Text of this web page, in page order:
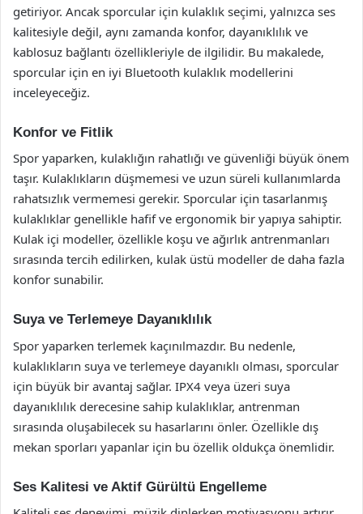
getiriyor. Ancak sporcular için kulaklık seçimi, yalnızca ses
kalitesiyle değil, aynı zamanda konfor, dayanıklılık ve
kablosuz bağlantı özellikleriyle de ilgilidir. Bu makalede,
sporcular için en iyi Bluetooth kulaklık modellerini
inceleyeceğiz.
Konfor ve Fitlik
Spor yaparken, kulaklığın rahatlığı ve güvenliği büyük önem
taşır. Kulaklıkların düşmemesi ve uzun süreli kullanımlarda
rahatsızlık vermemesi gerekir. Sporcular için tasarlanmış
kulaklıklar genellikle hafif ve ergonomik bir yapıya sahiptir.
Kulak içi modeller, özellikle koşu ve ağırlık antrenmanları
sırasında tercih edilirken, kulak üstü modeller de daha fazla
konfor sunabilir.
Suya ve Terlemeye Dayanıklılık
Spor yaparken terlemek kaçınılmazdır. Bu nedenle,
kulaklıkların suya ve terlemeye dayanıklı olması, sporcular
için büyük bir avantaj sağlar. IPX4 veya üzeri suya
dayanıklılık derecesine sahip kulaklıklar, antrenman
sırasında oluşabilecek su hasarlarını önler. Özellikle dış
mekan sporları yapanlar için bu özellik oldukça önemlidir.
Ses Kalitesi ve Aktif Gürültü Engelleme